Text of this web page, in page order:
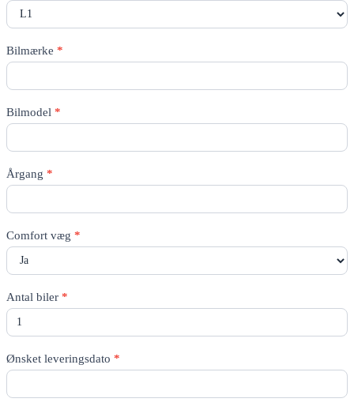
Bilmærke *
Bilmodel *
Årgang *
Comfort væg *
Antal biler *
Ønsket leveringsdato *